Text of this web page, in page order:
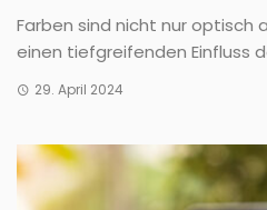
Farben sind nicht nur optisch
einen tiefgreifenden Einfluss
29. April 2024